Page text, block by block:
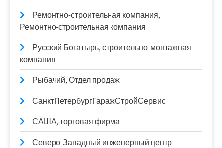
Ремонтно-строительная компания,
Ремонтно-строительная компания
Русский Богатырь, строительно-монтажная
компания
Рыбачий, Отдел продаж
СанктПетербургГаражСтройСервис
САША, торговая фирма
Северо-Западный инженерный центр